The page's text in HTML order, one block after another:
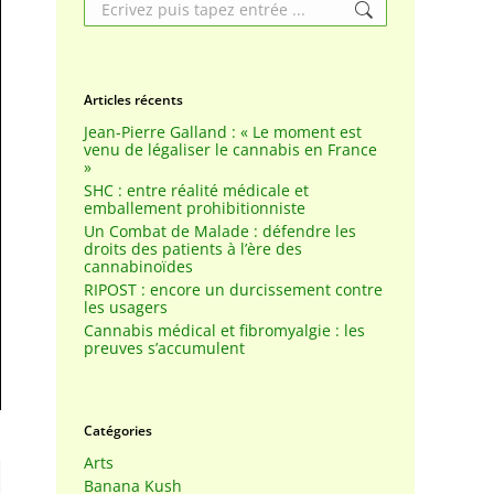
Articles récents
Jean-Pierre Galland : « Le moment est
venu de légaliser le cannabis en France
»
SHC : entre réalité médicale et
emballement prohibitionniste
Un Combat de Malade : défendre les
droits des patients à l’ère des
cannabinoïdes
RIPOST : encore un durcissement contre
les usagers
Cannabis médical et fibromyalgie : les
preuves s’accumulent
Catégories
Arts
Banana Kush